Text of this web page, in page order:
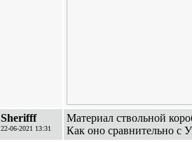
Sherifff
22-06-2021 13:31
Материал ствольной
Как оно сравнительно